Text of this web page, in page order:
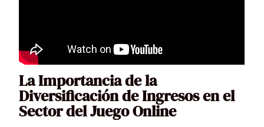
La Importancia de la
Diversificación de Ingresos en el
Sector del Juego Online